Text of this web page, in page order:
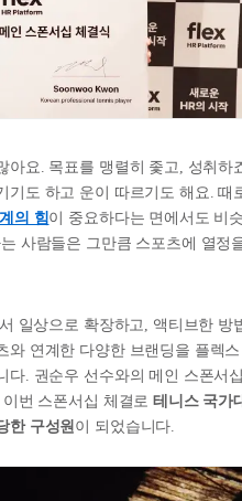
아요. 목표를 맹렬히 좇고, 성취하
기도 하고 운이 따르기도 해요. 때
의 힘이 중요하다는 면에서도 비
사람들은 그만큼 스포츠에 열정
일상으로 확장하고, 액티브한 방
와 연계한 다양한 브랜딩을 플렉스
다. 권순우 선수와의 메인 스폰서
번 스폰서십 체결로테니스 국가
한 구성원 이 되었습니다.